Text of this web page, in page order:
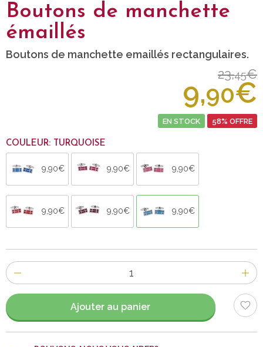
Boutons de manchette
émaillés
Boutons de manchette emaillés rectangulaires.
23,45€
9,90€
EN STOCK 58% OFFRE
COULEUR: TURQUOISE
9,90€ 9,90€ 9,90€
9,90€ 9,90€ 9,90€
Nombre
d'items
Ajouter au panier